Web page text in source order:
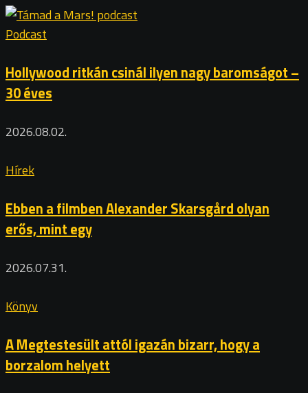
Podcast
Hollywood ritkán csinál ilyen nagy baromságot –
30 éves
2026.08.02.
Hírek
Ebben a filmben Alexander Skarsgård olyan
erős, mint egy
2026.07.31.
Könyv
A Megtestesült attól igazán bizarr, hogy a
borzalom helyett